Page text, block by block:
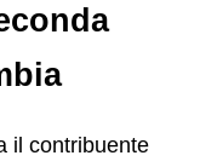
il contribuente